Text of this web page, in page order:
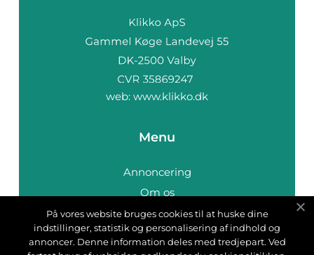
web: www.klikko.dk
Menu
Annoncering
Om os
Cookies
Kontakt os
På vores website bruges cookies til at huske dine
indstillinger, statistik og personalisering af indhold og
annoncer. Denne information deles med tredjepart. Ved